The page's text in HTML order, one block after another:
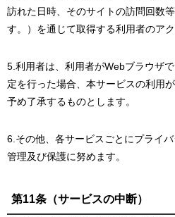
訪れた日時、そのサイトの訪問回数
す。）を通じて取得する利用者のア
5.利用者は、利用者がWebブラウザ
定を行った場合、本サービスの利用
予め了承するものとします。
6.その他、各サービスごとにプライ
管理及び保護に努めます。
第11条（サービスの中断）